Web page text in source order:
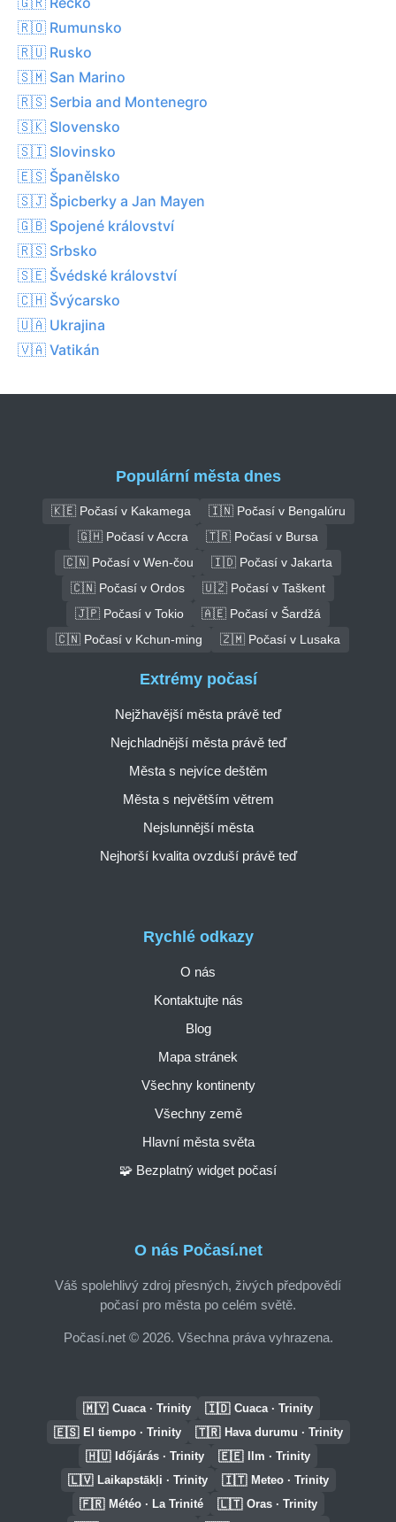
🇷🇴 Rumunsko
🇷🇺 Rusko
🇸🇲 San Marino
🇷🇸 Serbia and Montenegro
🇸🇰 Slovensko
🇸🇮 Slovinsko
🇪🇸 Španělsko
🇸🇯 Špicberky a Jan Mayen
🇬🇧 Spojené království
🇷🇸 Srbsko
🇸🇪 Švédské království
🇨🇭 Švýcarsko
🇺🇦 Ukrajina
🇻🇦 Vatikán
Populární města dnes
🇰🇪 Počasí v Kakamega
🇮🇳 Počasí v Bengalúru
🇬🇭 Počasí v Accra
🇹🇷 Počasí v Bursa
🇨🇳 Počasí v Wen-čou
🇮🇩 Počasí v Jakarta
🇨🇳 Počasí v Ordos
🇺🇿 Počasí v Taškent
🇯🇵 Počasí v Tokio
🇦🇪 Počasí v Šardžá
🇨🇳 Počasí v Kchun-ming
🇿🇲 Počasí v Lusaka
O nás Počasí.net
Váš spolehlivý zdroj přesných, živých předpovědí
počasí pro města po celém světě.
Počasí.net © 2026. Všechna práva vyhrazena.
Rychlé odkazy
O nás
Kontaktujte nás
Blog
Mapa stránek
Všechny kontinenty
Všechny země
Hlavní města světa
🧩 Bezplatný widget počasí
Extrémy počasí
Nejžhavější města právě teď
Nejchladnější města právě teď
Města s nejvíce deštěm
Města s největším větrem
Nejslunnější města
Nejhorší kvalita ovzduší právě teď
🇲🇾 Cuaca · Trinity 🇮🇩 Cuaca · Trinity
🇪🇸 El tiempo · Trinity 🇹🇷 Hava durumu · Trinity
🇭🇺 Időjárás · Trinity 🇪🇪 Ilm · Trinity
🇱🇻 Laikapstākļi · Trinity 🇮🇹 Meteo · Trinity
🇫🇷 Météo · La Trinité 🇱🇹 Oras · Trinity